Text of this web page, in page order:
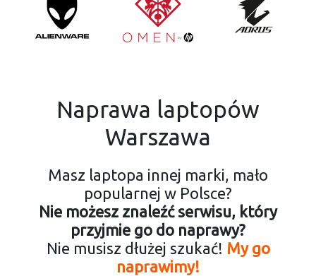
Naprawa laptopów
Warszawa
Masz laptopa innej marki, mało
popularnej w Polsce?
Nie możesz znaleźć serwisu, który
przyjmie go do naprawy?
Nie musisz dłużej szukać! My go
naprawimy!